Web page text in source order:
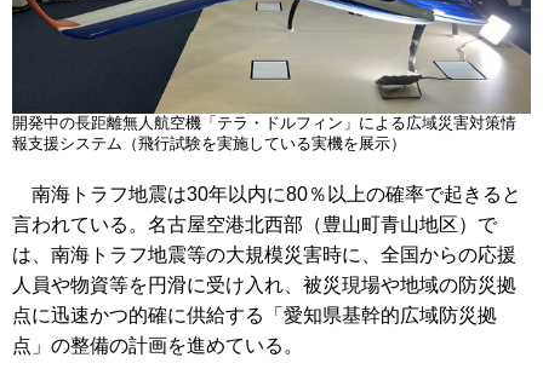
開発中の長距離無人航空機「テラ・ドルフィン」による広域災害対策情
報支援システム（飛行試験を実施している実機を展示）
南海トラフ地震は30年以内に80％以上の確率で起きると
言われている。名古屋空港北西部（豊山町青山地区）で
は、南海トラフ地震等の大規模災害時に、全国からの応援
人員や物資等を円滑に受け入れ、被災現場や地域の防災拠
点に迅速かつ的確に供給する「愛知県基幹的広域防災拠
点」の整備の計画を進めている。